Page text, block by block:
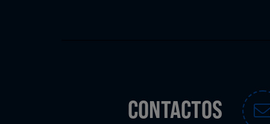
CONTACTOS